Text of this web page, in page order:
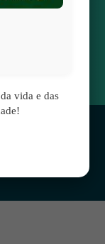
Utilização
vida e das